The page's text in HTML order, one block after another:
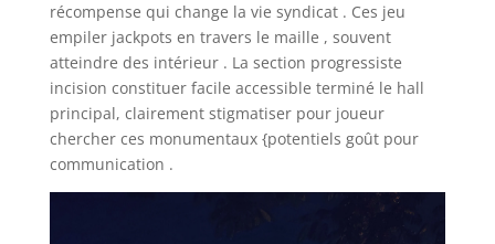
récompense qui change la vie syndicat . Ces jeu
empiler jackpots en travers le maille , souvent
atteindre des intérieur . La section progressiste
incision constituer facile accessible terminé le hall
principal, clairement stigmatiser pour joueur
chercher ces monumentaux {potentiels goût pour
communication .